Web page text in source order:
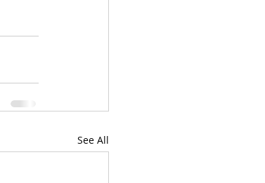
See All